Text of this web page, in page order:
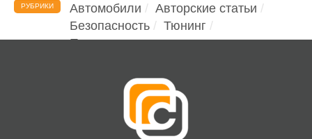
РУБРИКИ Автомобили
Авторские статьи
Безопасность
Тюнинг
Помощь водителю